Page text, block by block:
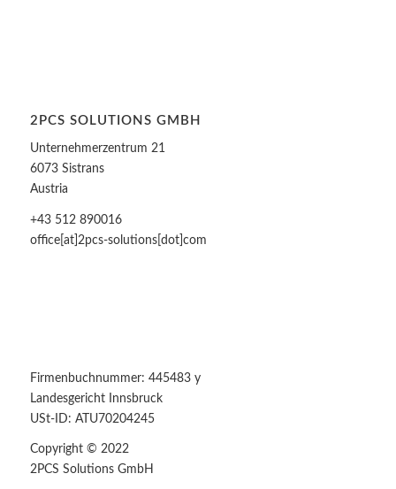
2PCS SOLUTIONS GMBH
Unternehmerzentrum 21
6073 Sistrans
Austria
+43 512 890016
office[at]2pcs-solutions[dot]com
Firmenbuchnummer: 445483 y
Landesgericht Innsbruck
USt-ID: ATU70204245
Copyright © 2022
2PCS Solutions GmbH